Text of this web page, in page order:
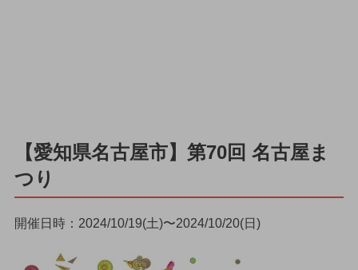
【愛知県名古屋市】第70回 名古屋ま
つり
開催日時：2024/10/19(土)〜2024/10/20(日)